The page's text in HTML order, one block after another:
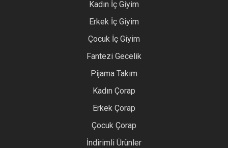
Kadın İç Giyim
Erkek İç Giyim
Çocuk İç Giyim
Fantezi Gecelik
Pijama Takım
Kadın Çorap
Erkek Çorap
Çocuk Çorap
İndirimli Ürünler